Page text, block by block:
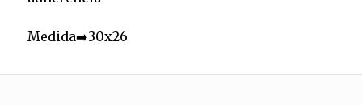
Medida➡️30x26